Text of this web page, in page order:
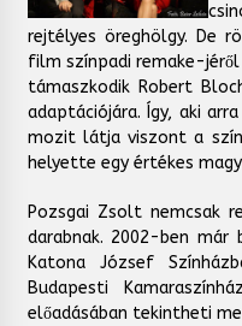
rejtélyes öreghölgy. De
film színpadi remake-jéről
támaszkodik Robert
adaptációjára. Így, aki
mozit látja viszont a
helyette egy értékes
Pozsgai Zsolt nemcsak
darabnak. 2002-ben
Katona József
Budapesti
előadásában tekintheti